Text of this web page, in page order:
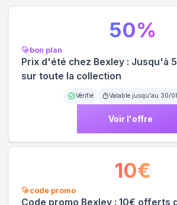
bon plan
Prix d'été chez Bexley : Jusqu'à
sur toute la collection
Vérifié Valable jusqu'au 30/
Voir l'offre
50%
code promo
Code promo Bexley : 10€ offerts
10€